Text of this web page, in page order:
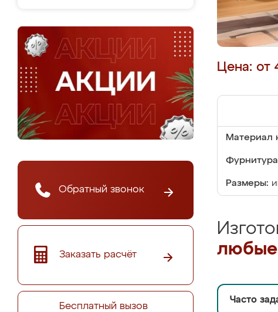
Обратный звонок
Заказать расчёт
Бесплатный вызов
Цена: от
Материал
Размеры:
любые
Часто